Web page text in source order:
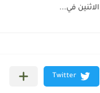
في...